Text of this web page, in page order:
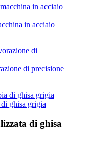
in acciaio
di precisione
ghisa grigia
di ghisa